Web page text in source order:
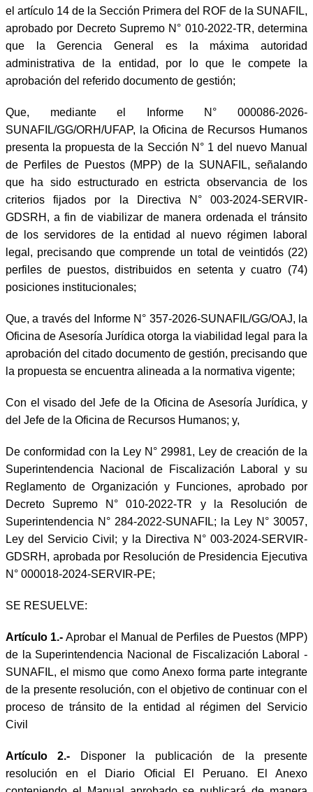
el artículo 14 de la Sección Primera del ROF de la SUNAFIL,
aprobado por Decreto Supremo N° 010-2022-TR, determina
que la Gerencia General es la máxima autoridad
administrativa de la entidad, por lo que le compete la
aprobación del referido documento de gestión;
Que, mediante el Informe N° 000086-2026-
SUNAFIL/GG/ORH/UFAP, la Oficina de Recursos Humanos
presenta la propuesta de la Sección N° 1 del nuevo Manual
de Perfiles de Puestos (MPP) de la SUNAFIL, señalando
que ha sido estructurado en estricta observancia de los
criterios fijados por la Directiva N° 003-2024-SERVIR-
GDSRH, a fin de viabilizar de manera ordenada el tránsito
de los servidores de la entidad al nuevo régimen laboral
legal, precisando que comprende un total de veintidós (22)
perfiles de puestos, distribuidos en setenta y cuatro (74)
posiciones institucionales;
Que, a través del Informe N° 357-2026-SUNAFIL/GG/OAJ, la
Oficina de Asesoría Jurídica otorga la viabilidad legal para la
aprobación del citado documento de gestión, precisando que
la propuesta se encuentra alineada a la normativa vigente;
Con el visado del Jefe de la Oficina de Asesoría Jurídica, y
del Jefe de la Oficina de Recursos Humanos; y,
De conformidad con la Ley N° 29981, Ley de creación de la
Superintendencia Nacional de Fiscalización Laboral y su
Reglamento de Organización y Funciones, aprobado por
Decreto Supremo N° 010-2022-TR y la Resolución de
Superintendencia N° 284-2022-SUNAFIL; la Ley N° 30057,
Ley del Servicio Civil; y la Directiva N° 003-2024-SERVIR-
GDSRH, aprobada por Resolución de Presidencia Ejecutiva
N° 000018-2024-SERVIR-PE;
SE RESUELVE:
Artículo 1.-Aprobar el Manual de Perfiles de Puestos (MPP)
de la Superintendencia Nacional de Fiscalización Laboral -
SUNAFIL, el mismo que como Anexo forma parte integrante
de la presente resolución, con el objetivo de continuar con el
proceso de tránsito de la entidad al régimen del Servicio
Civil
Artículo 2.- Disponer
la publicación de la presente
resolución en el Diario Oficial El Peruano. El Anexo